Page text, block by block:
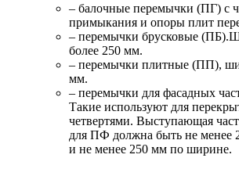
– балочные перемычки (ПГ) с
примыкания и опоры плит
– перемычки брусковые
более 250 мм.
– перемычки плитные (ПП),
мм.
– перемычки для фасадных
Такие используют для
четвертями. Выступающая
для ПФ должна быть не менее
и не менее 250 мм по ширине.